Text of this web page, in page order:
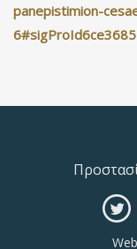
panepistimion-